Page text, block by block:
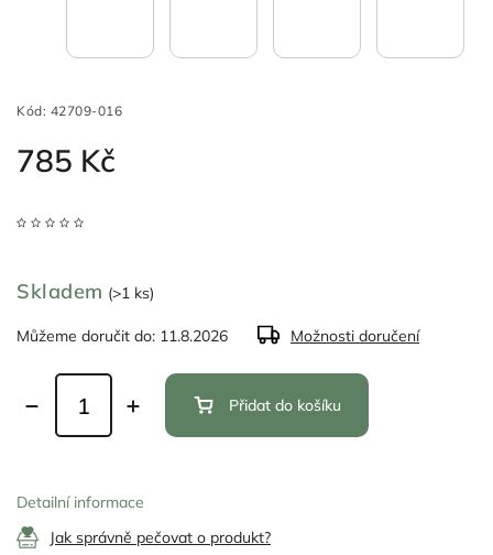
Kód: 42709-016
785 Kč
Skladem (>1 ks)
Můžeme doručit do: 11.8.2026 Možnosti doručení
Přidat do košíku
Detailní informace
Jak správně pečovat o produkt?